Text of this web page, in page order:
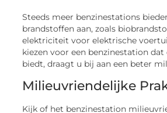
Steeds meer benzinestations
brandstoffen aan, zoals
elektriciteit voor elektrische
kiezen voor een benzinestation
biedt, draagt u bij aan een beter
Milieuvriendelijke
Kijk of het benzinestation